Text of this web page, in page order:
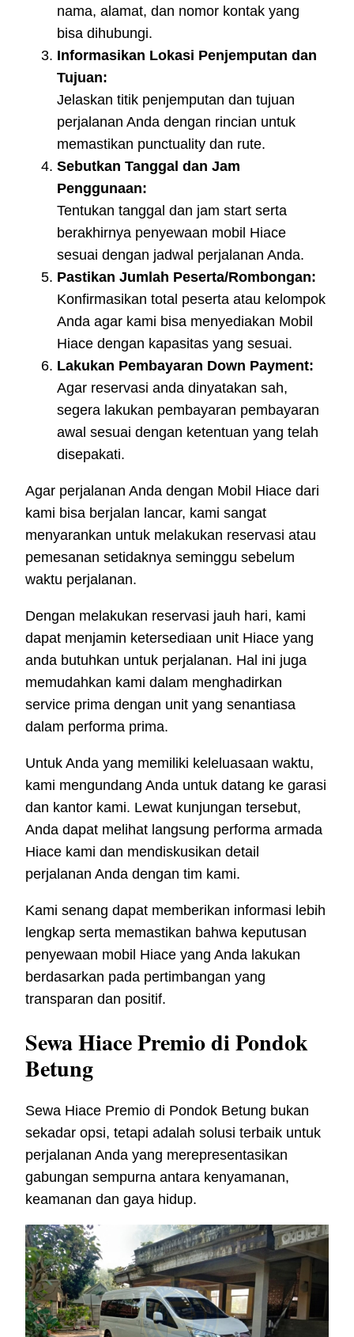
nama, alamat, dan nomor kontak yang
bisa dihubungi.
Informasikan Lokasi Penjemputan dan
Tujuan:
Jelaskan titik penjemputan dan tujuan
perjalanan Anda dengan rincian untuk
memastikan punctuality dan rute.
Sebutkan Tanggal dan Jam
Penggunaan:
Tentukan tanggal dan jam start serta
berakhirnya penyewaan mobil Hiace
sesuai dengan jadwal perjalanan Anda.
Pastikan Jumlah Peserta/Rombongan:
Konfirmasikan total peserta atau kelompok
Anda agar kami bisa menyediakan Mobil
Hiace dengan kapasitas yang sesuai.
Lakukan Pembayaran Down Payment:
Agar reservasi anda dinyatakan sah,
segera lakukan pembayaran pembayaran
awal sesuai dengan ketentuan yang telah
disepakati.
Agar perjalanan Anda dengan Mobil Hiace dari
kami bisa berjalan lancar, kami sangat
menyarankan untuk melakukan reservasi atau
pemesanan setidaknya seminggu sebelum
waktu perjalanan.
Dengan melakukan reservasi jauh hari, kami
dapat menjamin ketersediaan unit Hiace yang
anda butuhkan untuk perjalanan. Hal ini juga
memudahkan kami dalam menghadirkan
service prima dengan unit yang senantiasa
dalam performa prima.
Untuk Anda yang memiliki keleluasaan waktu,
kami mengundang Anda untuk datang ke garasi
dan kantor kami. Lewat kunjungan tersebut,
Anda dapat melihat langsung performa armada
Hiace kami dan mendiskusikan detail
perjalanan Anda dengan tim kami.
Kami senang dapat memberikan informasi lebih
lengkap serta memastikan bahwa keputusan
penyewaan mobil Hiace yang Anda lakukan
berdasarkan pada pertimbangan yang
transparan dan positif.
Sewa Hiace Premio di Pondok
Betung
Sewa Hiace Premio di Pondok Betung bukan
sekadar opsi, tetapi adalah solusi terbaik untuk
perjalanan Anda yang merepresentasikan
gabungan sempurna antara kenyamanan,
keamanan dan gaya hidup.